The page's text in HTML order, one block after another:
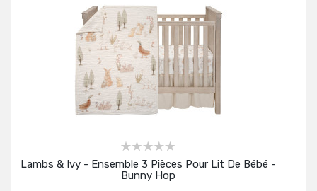
Lambs & Ivy - Ensemble 3 Pièces Pour Lit De Bébé -
Bunny Hop